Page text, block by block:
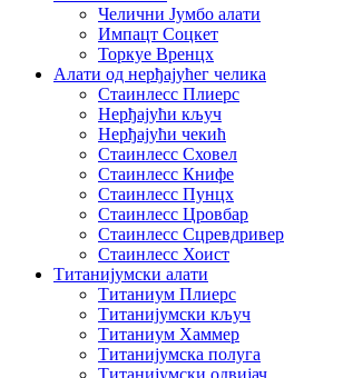
Челични Јумбо алати
Импацт Соцкет
Торкуе Вренцх
Алати од нерђајућег челика
Стаинлесс Плиерс
Нерђајући кључ
Нерђајући чекић
Стаинлесс Сховел
Стаинлесс Книфе
Стаинлесс Пунцх
Стаинлесс Цровбар
Стаинлесс Сцревдривер
Стаинлесс Хоист
Титанијумски алати
Титаниум Плиерс
Титанијумски кључ
Титаниум Хаммер
Титанијумска полуга
Титанијумски одвијач